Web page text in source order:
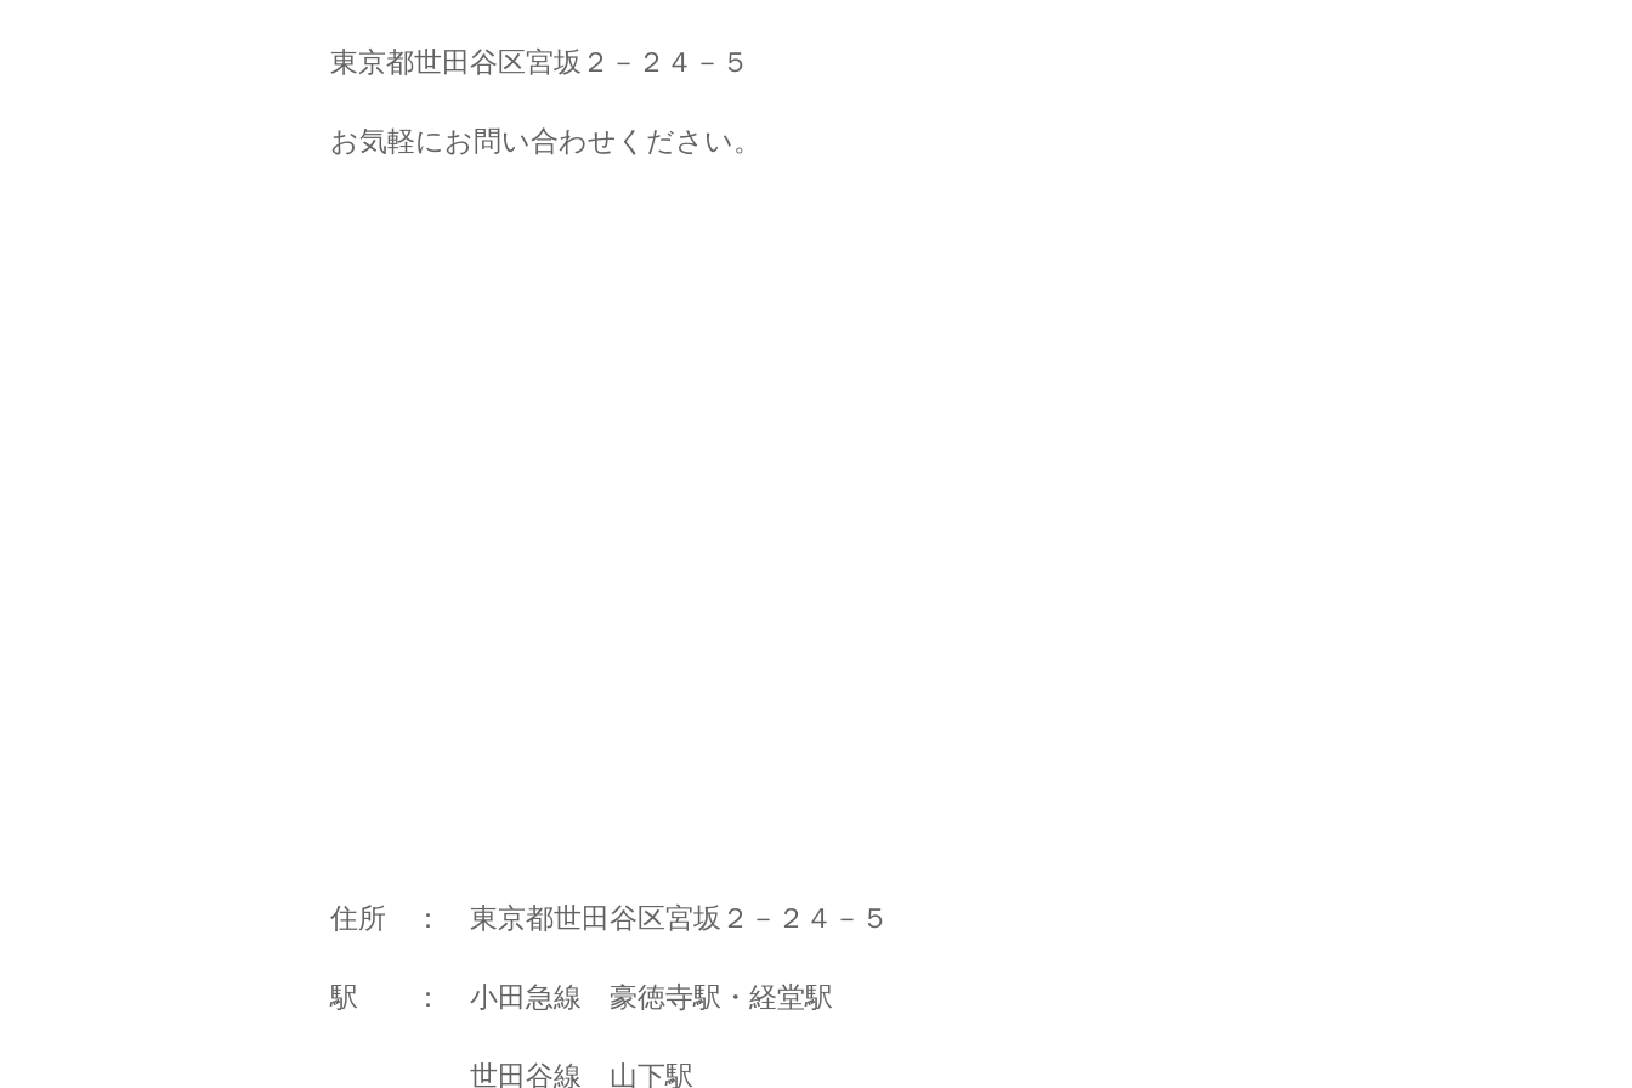
東京都世田谷区宮坂２－２４－５
お気軽にお問い合わせください。
住所 ： 東京都世田谷区宮坂２－２４－５
駅 ： 小田急線 豪徳寺駅・経堂駅
世田谷線 山下駅